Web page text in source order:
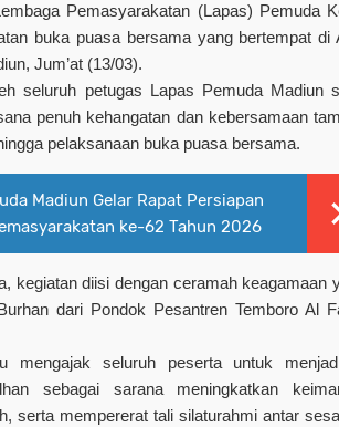
Pemasyarakatan (Lapas) Pemuda
buka puasa bersama yang bertempat di
Jum’at (13/03).
seluruh petugas Lapas Pemuda Madiun
penuh kehangatan dan kebersamaan
pelaksanaan buka puasa bersama.
Madiun Gelar Rapat Persiapan
ke-62 Tahun 2026
kegiatan diisi dengan ceramah keagamaan
dari Pondok Pesantren Temboro Al
mengajak seluruh peserta untuk
sebagai sarana meningkatkan
serta mempererat tali silaturahmi antar